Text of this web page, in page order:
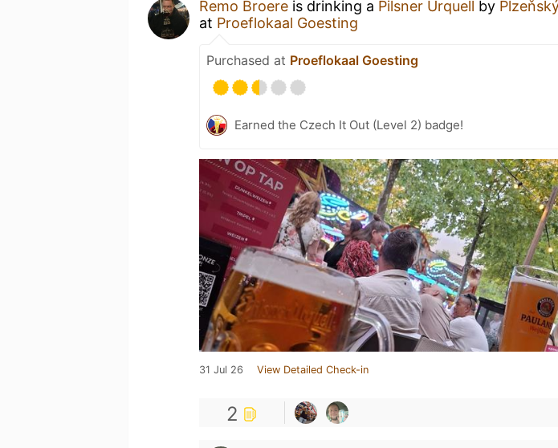
Remo Broere is drinking a Pilsner Urquell by
at Proeflokaal Goesting
Purchased at Proeflokaal Goesting
Earned the Czech It Out (Level 2) badge!
31 Jul 26 View Detailed Check-in
2